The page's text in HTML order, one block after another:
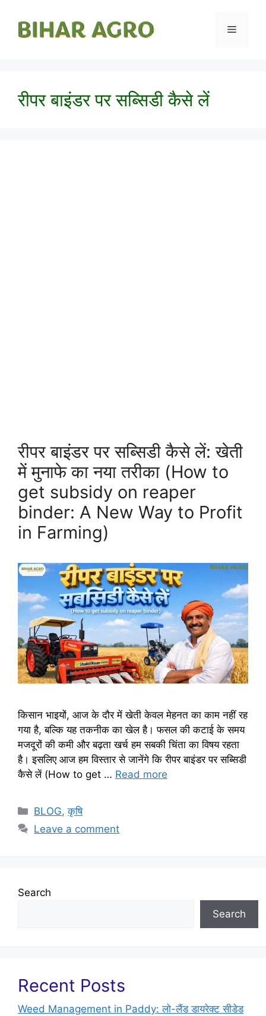
रीपर बाइंडर पर सब्सिडी कैसे लें
रीपर बाइंडर पर सब्सिडी कैसे लें: खेती
में मुनाफे का नया तरीका (How to
get subsidy on reaper
binder: A New Way to Profit
in Farming)
किसान भाइयों, आज के दौर में खेती केवल मेहनत का काम नहीं रह
गया है, बल्कि यह तकनीक का खेल है। फसल की कटाई के समय
मजदूरों की कमी और बढ़ता खर्च हम सबकी चिंता का विषय रहता
है। इसलिए आज हम विस्तार से जानेंगे कि रीपर बाइंडर पर सब्सिडी
कैसे लें (How to get … Read more
BLOG,कृषि
Leave a comment
Search
Search
Recent Posts
Weed Management in Paddy: लो-लैंड डायरेक्ट सीडेड